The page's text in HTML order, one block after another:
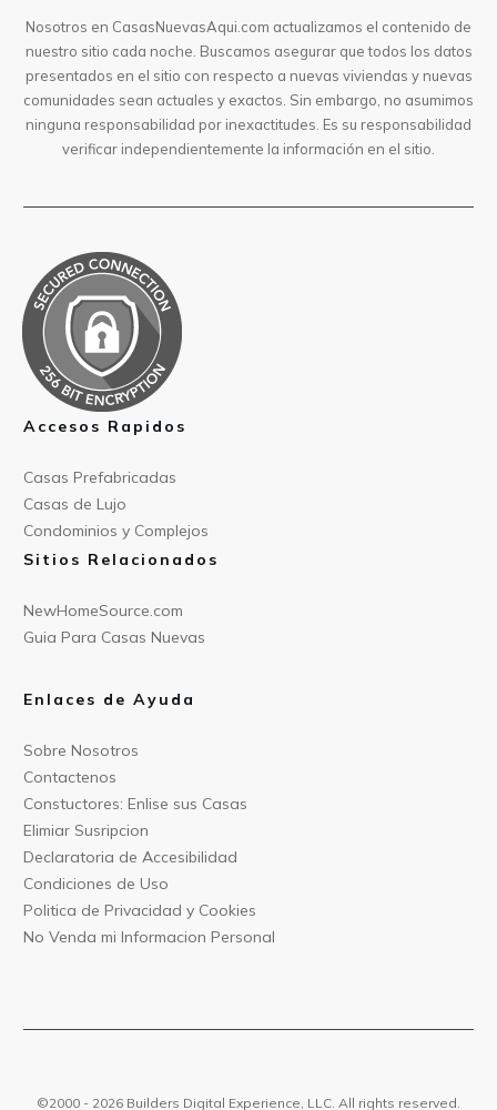
Nosotros en CasasNuevasAqui.com actualizamos el contenido de
nuestro sitio cada noche. Buscamos asegurar que todos los datos
presentados en el sitio con respecto a nuevas viviendas y nuevas
comunidades sean actuales y exactos. Sin embargo, no asumimos
ninguna responsabilidad por inexactitudes. Es su responsabilidad
verificar independientemente la información en el sitio.
Accesos Rapidos
Casas Prefabricadas
Casas de Lujo
Condominios y Complejos
Sitios Relacionados
NewHomeSource.com
Guia Para Casas Nuevas
Enlaces de Ayuda
Sobre Nosotros
Contactenos
Constuctores: Enlise sus Casas
Elimiar Susripcion
Declaratoria de Accesibilidad
Condiciones de Uso
Politica de Privacidad y Cookies
No Venda mi Informacion Personal
©2000 - 2026 Builders Digital Experience, LLC. All rights reserved.